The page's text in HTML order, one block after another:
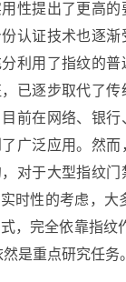
性提出了更高
认证技术也逐渐
利用了指纹的普
已逐步取代了
前在网络、银行
广泛应用。然而
对于大型指纹
时性的考虑，大
，完全依靠指纹
是重点研究任务。